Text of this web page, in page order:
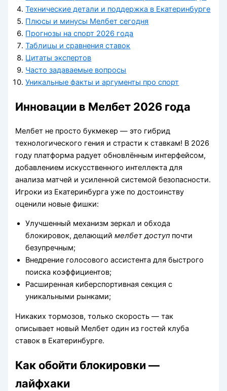
Технические детали и поддержка в Екатеринбурге
Плюсы и минусы Мелбет сегодня
Прогнозы на спорт 2026 года
Таблицы и сравнения ставок
Цитаты экспертов
Часто задаваемые вопросы
Уникальные факты и аргументы про спорт
Инновации в Мелбет 2026 года
Мелбет не просто букмекер — это гибрид
технологического гения и страсти к ставкам! В 2026
году платформа радует обновлённым интерфейсом,
добавлением искусственного интеллекта для
анализа матчей и усиленной системой безопасности.
Игроки из Екатеринбурга уже по достоинству
оценили новые фишки:
Улучшенный механизм зеркал и обхода
блокировок, делающиймелбет доступ почти
безупречным;
Внедрение голосового ассистента для быстрого
поиска коэффициентов;
Расширенная киберспортивная секция с
уникальными рынками;
Никаких тормозов, только скорость — так
описывает новый Мелбет один из гостей клуба
ставок в Екатеринбурге.
Как обойти блокировки —
лайфхаки